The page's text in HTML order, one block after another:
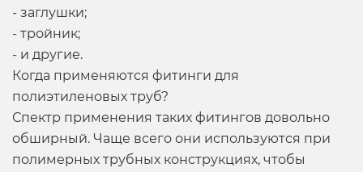
- заглушки;
- тройник;
- и другие.
Когда применяются фитинги для
полиэтиленовых труб?
Спектр применения таких фитингов довольно
обширный. Чаще всего они используются при
полимерных трубных конструкциях, чтобы